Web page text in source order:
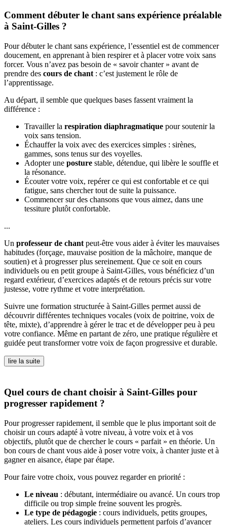
Comment débuter le chant sans expérience préalable
à Saint-Gilles ?
Pour débuter le chant sans expérience, l’essentiel est de commencer
doucement, en apprenant à bien respirer et à placer votre voix sans
forcer. Vous n’avez pas besoin de « savoir chanter » avant de
prendre des cours de chant : c’est justement le rôle de
l’apprentissage.
Au départ, il semble que quelques bases fassent vraiment la
différence :
Travailler la respiration diaphragmatique pour soutenir la
voix sans tension.
Échauffer la voix avec des exercices simples : sirènes,
gammes, sons tenus sur des voyelles.
Adopter une posture stable, détendue, qui libère le souffle et
la résonance.
Écouter votre voix, repérer ce qui est confortable et ce qui
fatigue, sans chercher tout de suite la puissance.
Commencer sur des chansons que vous aimez, dans une
tessiture plutôt confortable.
...
Un professeur de chant peut-être vous aider à éviter les mauvaises
habitudes (forçage, mauvaise position de la mâchoire, manque de
soutien) et à progresser plus sereinement. Que ce soit en cours
individuels ou en petit groupe à Saint-Gilles, vous bénéficiez d’un
regard extérieur, d’exercices adaptés et de retours précis sur votre
justesse, votre rythme et votre interprétation.
Suivre une formation structurée à Saint-Gilles permet aussi de
découvrir différentes techniques vocales (voix de poitrine, voix de
tête, mixte), d’apprendre à gérer le trac et de développer peu à peu
votre confiance. Même en partant de zéro, une pratique régulière et
guidée peut transformer votre voix de façon progressive et durable.
lire la suite
Quel cours de chant choisir à Saint-Gilles pour
progresser rapidement ?
Pour progresser rapidement, il semble que le plus important soit de
choisir un cours adapté à votre niveau, à votre voix et à vos
objectifs, plutôt que de chercher le cours « parfait » en théorie. Un
bon cours de chant vous aide à poser votre voix, à chanter juste et à
gagner en aisance, étape par étape.
Pour faire votre choix, vous pouvez regarder en priorité :
Le niveau : débutant, intermédiaire ou avancé. Un cours trop
difficile ou trop simple freine souvent les progrès.
Le type de pédagogie : cours individuels, petits groupes,
ateliers. Les cours individuels permettent parfois d’avancer